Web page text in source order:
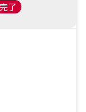
完了